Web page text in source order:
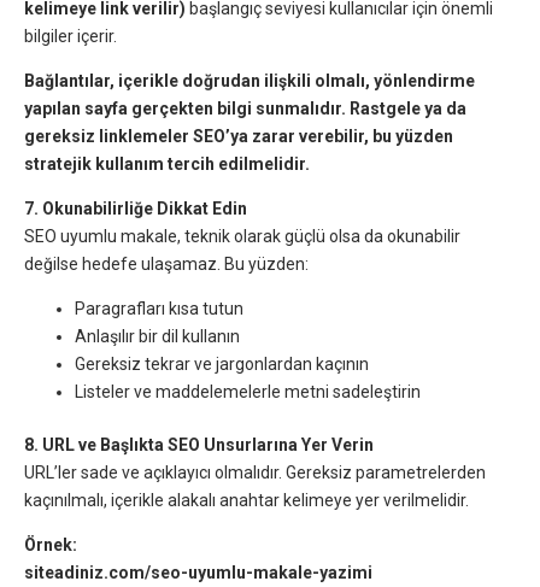
kelimeye link verilir) başlangıç seviyesi kullanıcılar için önemli
bilgiler içerir.
Bağlantılar, içerikle doğrudan ilişkili olmalı, yönlendirme
yapılan sayfa gerçekten bilgi sunmalıdır. Rastgele ya da
gereksiz linklemeler SEO’ya zarar verebilir, bu yüzden
stratejik kullanım tercih edilmelidir.
7. Okunabilirliğe Dikkat Edin
SEO uyumlu makale, teknik olarak güçlü olsa da okunabilir
değilse hedefe ulaşamaz. Bu yüzden:
Paragrafları kısa tutun
Anlaşılır bir dil kullanın
Gereksiz tekrar ve jargonlardan kaçının
Listeler ve maddelemelerle metni sadeleştirin
8. URL ve Başlıkta SEO Unsurlarına Yer Verin
URL’ler sade ve açıklayıcı olmalıdır. Gereksiz parametrelerden
kaçınılmalı, içerikle alakalı anahtar kelimeye yer verilmelidir.
Örnek:
siteadiniz.com/seo-uyumlu-makale-yazimi